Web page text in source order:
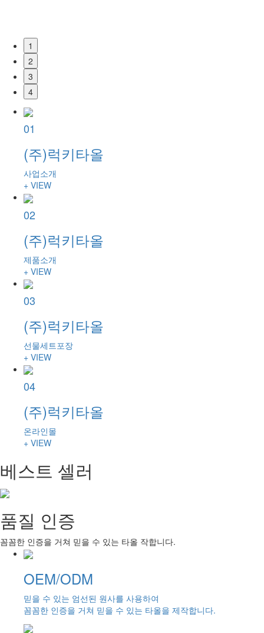
1
2
3
4
01
(주)럭키타올
사업소개
+ VIEW
02
(주)럭키타올
제품소개
+ VIEW
03
(주)럭키타올
선물세트포장
+ VIEW
04
(주)럭키타올
온라인몰
+ VIEW
베스트 셀러
품질 인증
꼼꼼한 인증을 거쳐 믿을 수 있는 타올 작합니다.
OEM/ODM
믿을 수 있는 엄선된 원사를 사용하여
꼼꼼한 인증을 거쳐 믿을 수 있는 타올을 제작합니다.